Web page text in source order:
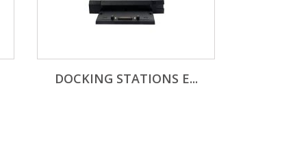
DOCKING STATIONS E...